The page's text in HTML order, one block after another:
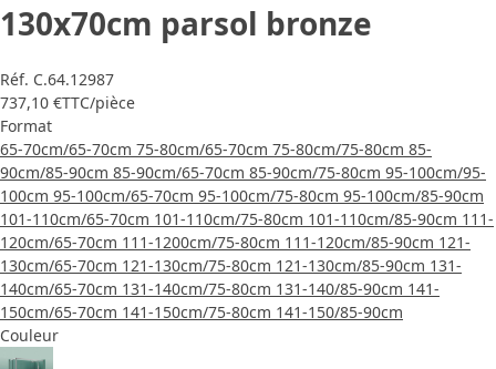
130x70cm parsol bronze
Réf. C.64.12987
737,10 €TTC/pièce
Format
65-70cm/65-70cm 75-80cm/65-70cm 75-80cm/75-80cm 85-
90cm/85-90cm 85-90cm/65-70cm 85-90cm/75-80cm 95-100cm/95-
100cm 95-100cm/65-70cm 95-100cm/75-80cm 95-100cm/85-90cm
101-110cm/65-70cm 101-110cm/75-80cm 101-110cm/85-90cm 111-
120cm/65-70cm 111-1200cm/75-80cm 111-120cm/85-90cm 121-
130cm/65-70cm 121-130cm/75-80cm 121-130cm/85-90cm 131-
140cm/65-70cm 131-140cm/75-80cm 131-140/85-90cm 141-
150cm/65-70cm 141-150cm/75-80cm 141-150/85-90cm
Couleur